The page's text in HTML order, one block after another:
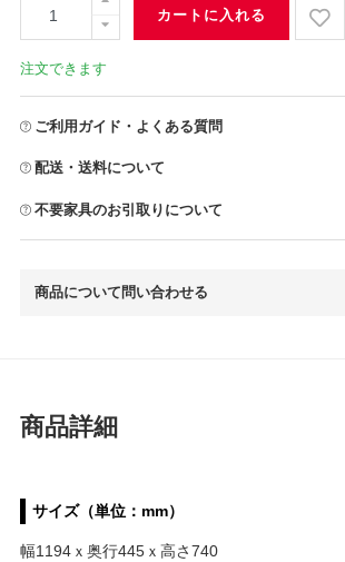
カートに入れる
注文できます
ご利用ガイド・よくある質問
配送・送料について
不要家具のお引取りについて
商品について問い合わせる
商品詳細
サイズ（単位：mm）
幅1194ｘ奥行445ｘ高さ740